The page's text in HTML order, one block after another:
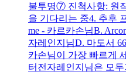
불투명⑦ 진척사항: 원
을 기다리는 중 4. 추후
me - 카르카손님B.
자레인지님D. 마도서
카손님이 가장 빠르게
터전자레인지님은 모